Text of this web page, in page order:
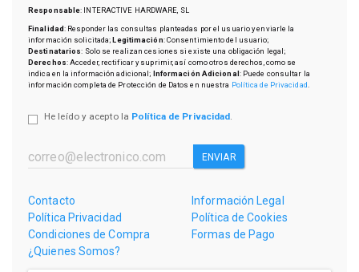
Responsable: INTERACTIVE HARDWARE, SL
Finalidad: Responder las consultas planteadas por el usuario y enviarle la
información solicitada;Legitimación: Consentimiento del usuario;
Destinatarios: Solo se realizan cesiones si existe una obligación legal;
Derechos: Acceder, rectificar y suprimir, así como otros derechos, como se
indica en la información adicional; Información Adicional: Puede consultar la
información completa de Protección de Datos en nuestra Política de Privacidad
He leído y acepto la Política de Privacidad.
ENVIAR
Contacto
Información Legal
Política Privacidad
Política de Cookies
Condiciones de Compra
Formas de Pago
¿Quienes Somos?